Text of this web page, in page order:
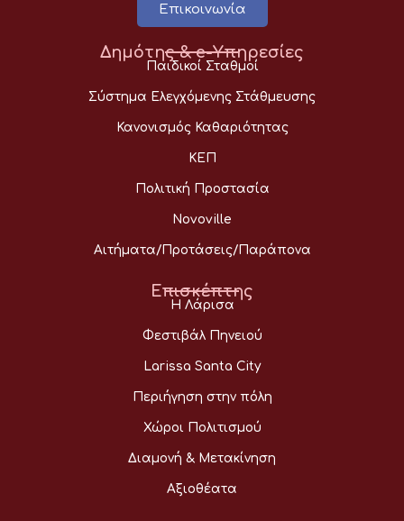
Επικοινωνία
Δημότης & e-Υπηρεσίες
Παιδικοί Σταθμοί
Σύστημα Ελεγχόμενης Στάθμευσης
Κανονισμός Καθαριότητας
ΚΕΠ
Πολιτική Προστασία
Novoville
Αιτήματα/Προτάσεις/Παράπονα
Επισκέπτης
Η Λάρισα
Φεστιβάλ Πηνειού
Larissa Santa City
Περιήγηση στην πόλη
Χώροι Πολιτισμού
Διαμονή & Μετακίνηση
Αξιοθέατα